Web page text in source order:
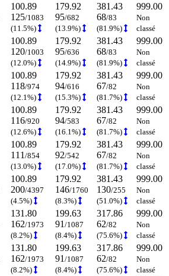
100.89
125/1083
(11.5%)
179.92
95/682
(13.9%)
381.43
68/83
(81.9%)
999.00
Non
classé
100.89
120/1003
(12.0%)
179.92
95/636
(14.9%)
381.43
68/83
(81.9%)
999.00
Non
classé
100.89
118/974
(12.1%)
179.92
94/616
(15.3%)
381.43
67/82
(81.7%)
999.00
Non
classé
100.89
116/920
(12.6%)
179.92
94/583
(16.1%)
381.43
67/82
(81.7%)
999.00
Non
classé
100.89
111 /854
(13.0%)
179.92
92/542
(17.0%)
381.43
67/82
(81.7%)
999.00
Non
classé
100.89
200/4397
(4.5%)
179.92
146/1760
(8.3%)
381.43
130/255
(51.0%)
999.00
Non
classé
131.80
162/1973
(8.2%)
199.63
91 /1087
(8.4%)
317.86
62/82
(75.6%)
999.00
Non
classé
131.80
162/1973
(8.2%)
199.63
91 /1087
(8.4%)
317.86
62/82
(75.6%)
999.00
Non
classé